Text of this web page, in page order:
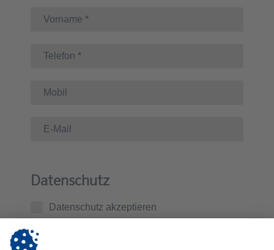
Datenschutz
Datenschutz akzeptieren
Ich habe die
genommen. Ich stimme zu, dass die von mir